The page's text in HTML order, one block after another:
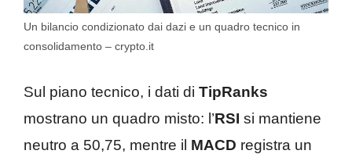
Un bilancio condizionato dai dazi e un quadro tecnico in
consolidamento – crypto.it
Sul piano tecnico, i dati di TipRanks
mostrano un quadro misto: l’RSI si mantiene
neutro a 50,75, mentre il MACD registra un